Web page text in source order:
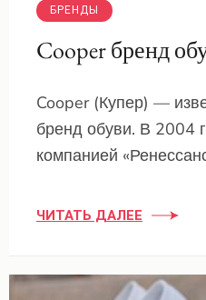
БРЕНДЫ
Cooper бренд
Cooper (Купер) —
бренд обуви. В 2004
компанией
ЧИТАТЬ ДАЛЕЕ